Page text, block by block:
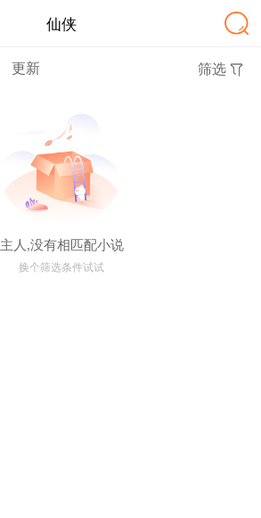
仙侠
更新 筛选
主人,没有相匹配小说
换个筛选条件试试